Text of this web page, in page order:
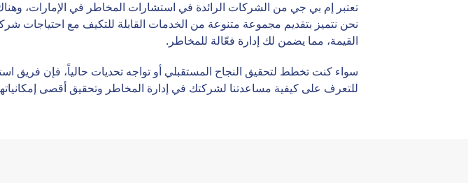
تعتبر إم بي جي من الشركات الرائدة في استشارات المخاطر في الإمارات، وهناك
نحن نتميز بتقديم مجموعة متنوعة من الخدمات القابلة للتكيف مع احتياجات
القيمة، مما يضمن لك إدارة فعّالة للمخاطر.
سواء كنت تخطط لتحقيق النجاح المستقبلي أو تواجه تحديات حالياً، فإن فريق
للتعرف على كيفية مساعدتنا لشركتك في إدارة المخاطر وتحقيق أقصى